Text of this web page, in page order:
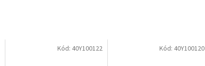
A
Kód: 40Y100122 Kód: 40Y100120